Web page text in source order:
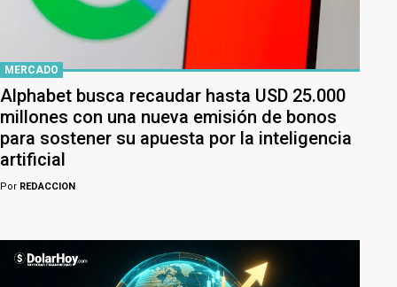
MERCADO
Alphabet busca recaudar hasta USD 25.000
millones con una nueva emisión de bonos
para sostener su apuesta por la inteligencia
artificial
Por REDACCION